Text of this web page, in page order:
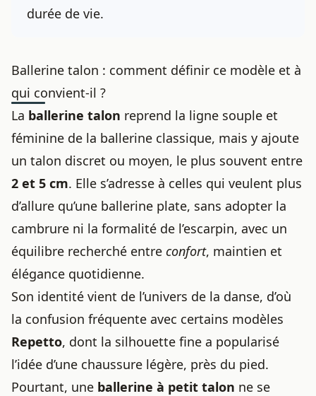
durée de vie.
Ballerine talon : comment définir ce modèle et à
qui convient-il ?
La ballerine talon reprend la ligne souple et
féminine de la ballerine classique, mais y ajoute
un talon discret ou moyen, le plus souvent entre
2 et 5 cm. Elle s’adresse à celles qui veulent plus
d’allure qu’une ballerine plate, sans adopter la
cambrure ni la formalité de l’escarpin, avec un
équilibre recherché entre confort, maintien et
élégance quotidienne.
Son identité vient de l’univers de la danse, d’où
la confusion fréquente avec certains modèles
Repetto, dont la silhouette fine a popularisé
l’idée d’une chaussure légère, près du pied.
Pourtant, une ballerine à petit talon ne se